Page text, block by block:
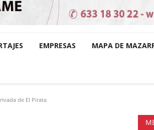
EMPRESAS MAPA DE
de El Pirata